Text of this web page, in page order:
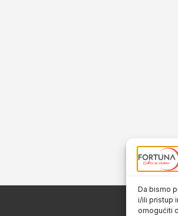
Da bismo
i/ili pristup
omogućiti